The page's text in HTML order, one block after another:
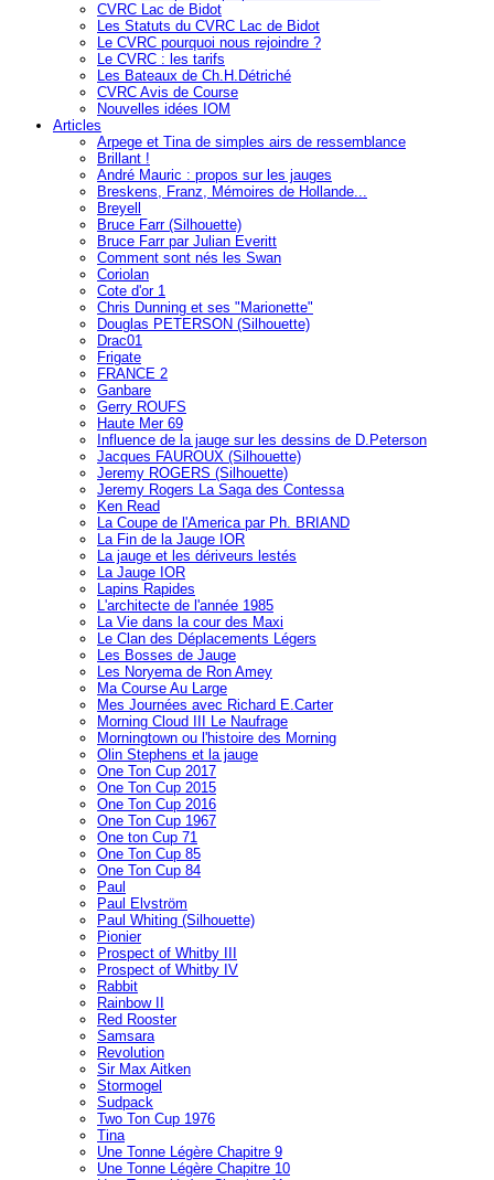
CVRC Lac de Bidot
Les Statuts du CVRC Lac de Bidot
Le CVRC pourquoi nous rejoindre ?
Le CVRC : les tarifs
Les Bateaux de Ch.H.Détriché
CVRC Avis de Course
Nouvelles idées IOM
Articles
Arpege et Tina de simples airs de ressemblance
Brillant !
André Mauric : propos sur les jauges
Breskens, Franz, Mémoires de Hollande...
Breyell
Bruce Farr (Silhouette)
Bruce Farr par Julian Everitt
Comment sont nés les Swan
Coriolan
Cote d'or 1
Chris Dunning et ses "Marionette"
Douglas PETERSON (Silhouette)
Drac01
Frigate
FRANCE 2
Ganbare
Gerry ROUFS
Haute Mer 69
Influence de la jauge sur les dessins de D.Peterson
Jacques FAUROUX (Silhouette)
Jeremy ROGERS (Silhouette)
Jeremy Rogers La Saga des Contessa
Ken Read
La Coupe de l'America par Ph. BRIAND
La Fin de la Jauge IOR
La jauge et les dériveurs lestés
La Jauge IOR
Lapins Rapides
L'architecte de l'année 1985
La Vie dans la cour des Maxi
Le Clan des Déplacements Légers
Les Bosses de Jauge
Les Noryema de Ron Amey
Ma Course Au Large
Mes Journées avec Richard E.Carter
Morning Cloud III Le Naufrage
Morningtown ou l'histoire des Morning
Olin Stephens et la jauge
One Ton Cup 2017
One Ton Cup 2015
One Ton Cup 2016
One Ton Cup 1967
One ton Cup 71
One Ton Cup 85
One Ton Cup 84
Paul
Paul Elvström
Paul Whiting (Silhouette)
Pionier
Prospect of Whitby III
Prospect of Whitby IV
Rabbit
Rainbow II
Red Rooster
Samsara
Revolution
Sir Max Aitken
Stormogel
Sudpack
Two Ton Cup 1976
Tina
Une Tonne Légère Chapitre 9
Une Tonne Légère Chapitre 10